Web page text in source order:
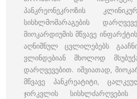
პანკრეონეკროზის
სისხლმომარაგების
მიოკარდიუმის მწვავე
აღნიშნულ ცვლილებებს
ვლინდებიან მხოლოდ
დარღვევებით. იშვიათად,
მწვავე პანკრეატიტი,
ჯირკვლის